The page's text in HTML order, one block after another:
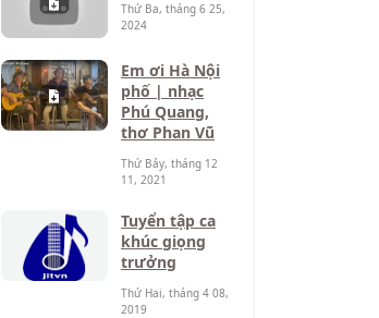
Thứ Ba, tháng 6 25,
2024
Em ơi Hà Nội
phố | nhạc
Phú Quang,
thơ Phan Vũ
Thứ Bảy, tháng 12
11, 2021
Tuyển tập ca
khúc giọng
trưởng
Thứ Hai, tháng 4 08,
2019